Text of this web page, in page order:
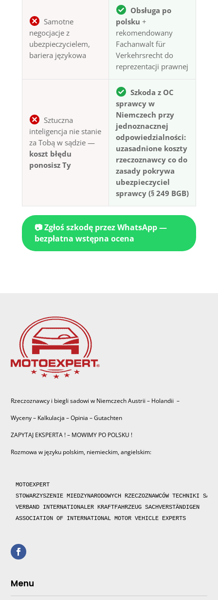
Samotne
negocjacje z
ubezpieczycielem,
bariera językowa
Obsługa po
polsku +
rekomendowany
Fachanwalt für
Verkehrsrecht do
reprezentacji prawnej
Sztuczna
inteligencja nie stanie
za Tobą w sądzie —
koszt błędu
ponosisz Ty
Szkoda z OC
sprawcy w
Niemczech przy
jednoznacznej
odpowiedzialności:
uzasadnione koszty
rzeczoznawcy co do
zasady pokrywa
ubezpieczyciel
sprawcy (§ 249 BGB)
📷 Zgłoś szkodę przez WhatsApp —
bezpłatna wstępna ocena
Rzeczoznawcy i biegli sadowi w Niemczech Austrii – Holandii –
Wyceny – Kalkulacja – Opinia – Gutachten
ZAPYTAJ EKSPERTA ! – MOWIMY PO POLSKU !
Rozmowa w języku polskim, niemieckim, angielskim:
MOTOEXPERT
STOWARZYSZENIE MIEDZYNARODOWYCH RZECZOZNAWCÓW TECHNIKI
VERBAND INTERNATIONALER KRAFTFAHRZEUG SACHVERSTÄNDIGEN
ASSOCIATION OF INTERNATIONAL MOTOR VEHICLE EXPERTS
Menu